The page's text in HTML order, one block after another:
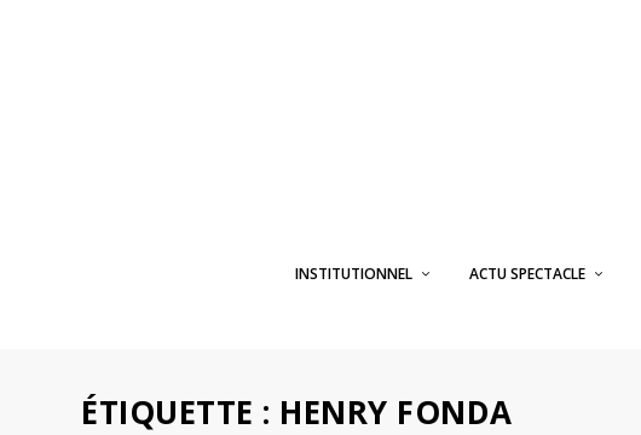
INSTITUTIONNEL ACTU SPECTACLE
ÉTIQUETTE : HENRY FONDA